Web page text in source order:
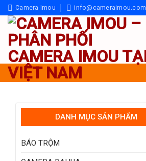
Skip
to
content
Camera Imou info@cameraimou.com
DANH MỤC SẢN PHẨM
BÁO TRỘM